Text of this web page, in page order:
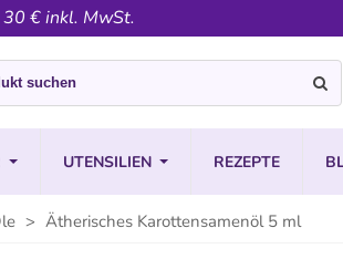
€ inkl. MwSt.
UTENSILIEN REZEPTE
> Ätherisches Karottensamenöl 5 ml